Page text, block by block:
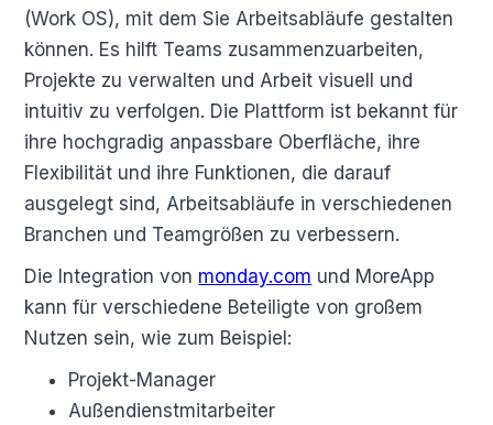
(Work OS), mit dem Sie Arbeitsabläufe gestalten
können. Es hilft Teams zusammenzuarbeiten,
Projekte zu verwalten und Arbeit visuell und
intuitiv zu verfolgen. Die Plattform ist bekannt für
ihre hochgradig anpassbare Oberfläche, ihre
Flexibilität und ihre Funktionen, die darauf
ausgelegt sind, Arbeitsabläufe in verschiedenen
Branchen und Teamgrößen zu verbessern.
Die Integration von monday.com und MoreApp
kann für verschiedene Beteiligte von großem
Nutzen sein, wie zum Beispiel:
Projekt-Manager
Außendienstmitarbeiter